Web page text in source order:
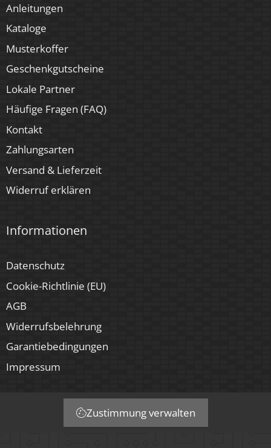
Anleitungen
Kataloge
Musterkoffer
Geschenkgutscheine
Lokale Partner
Häufige Fragen (FAQ)
Kontakt
Zahlungsarten
Versand & Lieferzeit
Widerruf erklären
Informationen
Datenschutz
Cookie-Richtlinie (EU)
AGB
Widerrufsbelehrung
Garantiebedingungen
Impressum
Zustimmung verwalten